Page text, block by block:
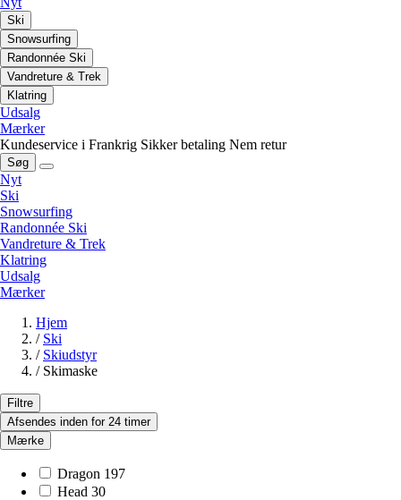
Ski
Snowsurfing
Randonnée Ski
Vandreture & Trek
Klatring
Udsalg
Mærker
Kundeservice i Frankrig Sikker betaling Nem retur
Søg
Nyt
Ski
Snowsurfing
Randonnée Ski
Vandreture & Trek
Klatring
Udsalg
Mærker
Hjem
/ Ski
/ Skiudstyr
/ Skimaske
Filtre
Afsendes inden for 24 timer
Mærke
Dragon 197
Head 30